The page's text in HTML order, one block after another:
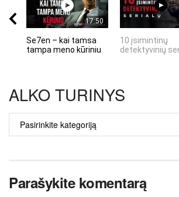
17:50
Se7en – kai tamsa
tampa meno kūriniu
10 įsimintinų
detektyvinių
ALKO TURINYS
ALKO
TURINYS
Parašykite komentarą